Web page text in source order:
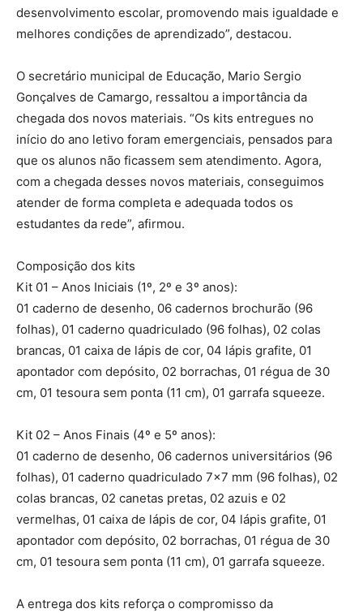
desenvolvimento escolar, promovendo mais igualdade e
melhores condições de aprendizado”, destacou.
O secretário municipal de Educação, Mario Sergio
Gonçalves de Camargo, ressaltou a importância da
chegada dos novos materiais. “Os kits entregues no
início do ano letivo foram emergenciais, pensados para
que os alunos não ficassem sem atendimento. Agora,
com a chegada desses novos materiais, conseguimos
atender de forma completa e adequada todos os
estudantes da rede”, afirmou.
Composição dos kits
Kit 01 – Anos Iniciais (1º, 2º e 3º anos):
01 caderno de desenho, 06 cadernos brochurão (96
folhas), 01 caderno quadriculado (96 folhas), 02 colas
brancas, 01 caixa de lápis de cor, 04 lápis grafite, 01
apontador com depósito, 02 borrachas, 01 régua de 30
cm, 01 tesoura sem ponta (11 cm), 01 garrafa squeeze.
Kit 02 – Anos Finais (4º e 5º anos):
01 caderno de desenho, 06 cadernos universitários (96
folhas), 01 caderno quadriculado 7×7 mm (96 folhas), 02
colas brancas, 02 canetas pretas, 02 azuis e 02
vermelhas, 01 caixa de lápis de cor, 04 lápis grafite, 01
apontador com depósito, 02 borrachas, 01 régua de 30
cm, 01 tesoura sem ponta (11 cm), 01 garrafa squeeze.
A entrega dos kits reforça o compromisso da